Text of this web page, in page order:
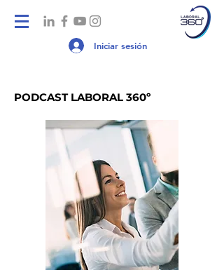
Iniciar sesión
PODCAST LABORAL 360º